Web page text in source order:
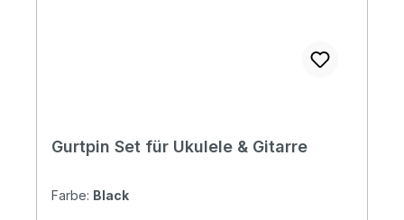
Gurtpin Set für Ukulele & Gitarre
Farbe: Black